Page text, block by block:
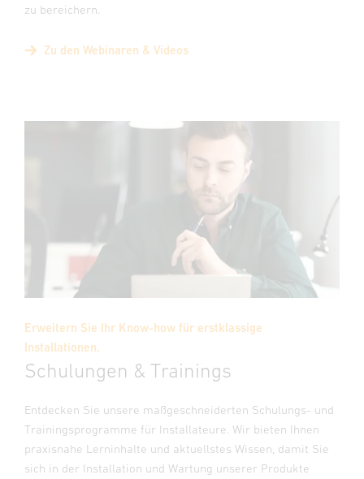
zu bereichern.
Zu den Webinaren & Videos
Erweitern Sie Ihr Know-how für erstklassige
Installationen.
Schulungen & Trainings
Entdecken Sie unsere maßgeschneiderten Schulungs- und
Trainingsprogramme für Installateure. Wir bieten Ihnen
praxisnahe Lerninhalte und aktuellstes Wissen, damit Sie
sich in der Installation und Wartung unserer Produkte